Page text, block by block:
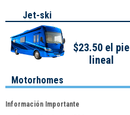
Jet-ski
Motorhomes
$23.50 el pie
lineal
Información Importante